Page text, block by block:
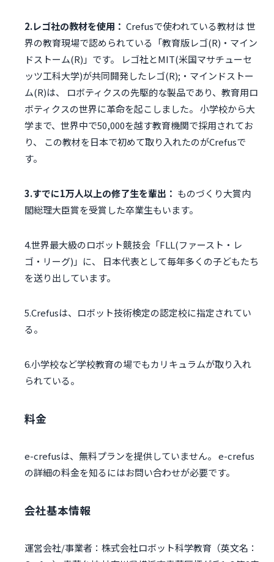
2.レゴ社の教材を使用： Crefusで使われている教材は 世
界の教育現場で認められている「教育版レゴ(R)・マイン
ドストーム(R)」です。 レゴ社とMIT(米国マサチューセ
ッツ工科大学)が共同開発したレゴ(R);・マインドストー
ム(R)は、 ロボティクスの先駆的な製品であり、教育用ロ
ボティクスの世界に革命を起こしました。 小学校から大
学まで、世界中で50,000を越す教育機関で採用されてお
り、 この教材を日本で初めて取り入れたのがCrefusで
す。
3.すでに1万人以上の修了生を輩出： ものづくり大賞内
閣総理大臣賞を受賞した卒業生もいます。
4.世界最大級のロボット競技会「FLL(ファースト・レ
ゴ・リーグ)」に、 日本代表として毎年多くの子どもたち
を送り出しています。
5.Crefusは、ロボット技術検定の認定校に指定されてい
る。
6.小学校など学校教育の場でもカリキュラムが取り入れ
られている。
料金
e-crefusは、無料プランを提供していません。 e-crefus
の詳細の料金を知るにはお問い合わせが必要です。
会社基本情報
運営会社/事業者：株式会社ロボット科学教育（英文名：